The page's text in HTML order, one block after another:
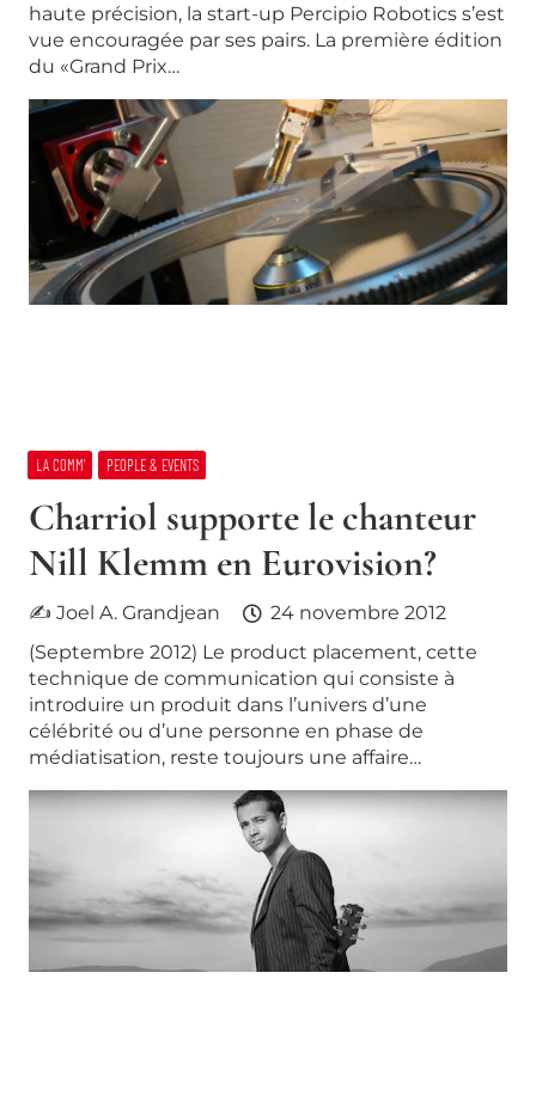
haute précision, la start-up Percipio Robotics s’est
vue encouragée par ses pairs. La première édition
du «Grand Prix…
LA COMM’ PEOPLE & EVENTS
Charriol supporte le chanteur
Nill Klemm en Eurovision?
✍ Joel A. Grandjean
24 novembre 2012
(Septembre 2012) Le product placement, cette
technique de communication qui consiste à
introduire un produit dans l’univers d’une
célébrité ou d’une personne en phase de
médiatisation, reste toujours une affaire…